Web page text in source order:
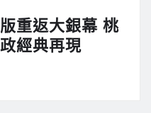
重返大銀幕 桃
經典再現